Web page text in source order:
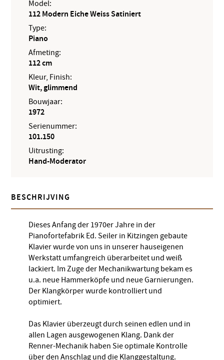
Model:
112 Modern Eiche Weiss Satiniert
Type:
Piano
Afmeting:
112 cm
Kleur, Finish:
Wit, glimmend
Bouwjaar:
1972
Serienummer:
101.150
Uitrusting:
Hand-Moderator
BESCHRIJVING
Dieses Anfang der 1970er Jahre in der
Pianofortefabrik Ed. Seiler in Kitzingen gebaute
Klavier wurde von uns in unserer hauseigenen
Werkstatt umfangreich überarbeitet und weiß
lackiert. Im Zuge der Mechanikwartung bekam es
u.a. neue Hammerköpfe und neue Garnierungen.
Der Klangkörper wurde kontrolliert und
optimiert.
Das Klavier überzeugt durch seinen edlen und in
allen Lagen ausgewogenen Klang. Dank der
Renner-Mechanik haben Sie optimale Kontrolle
über den Anschlag und die Klanggestaltung.